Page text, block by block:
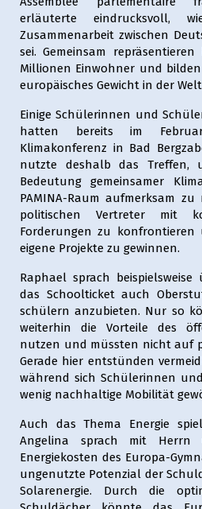
erläuterte eindrucksvoll,
Zusammenarbeit zwischen
sei. Gemeinsam
Millionen Einwohner und
europäisches Gewicht in der
Einige Schülerinnen und
hatten bereits im
Klimakonferenz in Bad
nutzte deshalb das Treffen,
Bedeutung gemeinsamer
PAMINA-Raum aufmerksam
politischen Vertreter mit
Forderungen zu
eigene Projekte zu gewinnen.
Raphael sprach
das Schoolticket auch
schülern anzubieten. Nur so
weiterhin die Vorteile des
nutzen und müssten nicht auf
Gerade hier entstünden
während sich Schülerinnen
wenig nachhaltige Mobilität
Auch das Thema Energie
Angelina sprach mit
Energiekosten des Europa-
ungenutzte Potenzial der
Solarenergie. Durch die